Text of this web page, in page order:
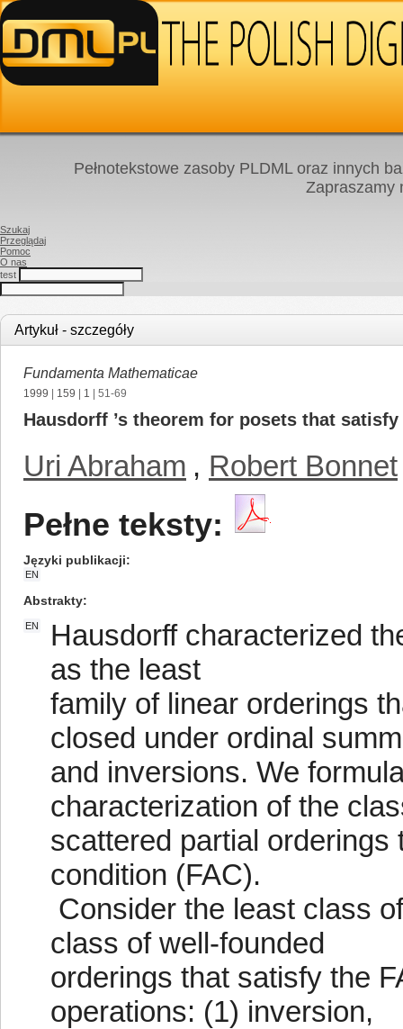
Pełnotekstowe zasoby PLDML oraz innych
Zapraszamy
Szukaj
Przeglądaj
Pomoc
O nas
test
Artykuł - szczegóły
Fundamenta Mathematicae
1999 159 1 | 51-69
Hausdorff ’s theorem for posets that
Uri Abraham , Robert Bonnet
Pełne teksty:
Języki publikacji
EN
Abstrakty
EN
Hausdorff characterized
as the least
family of linear orderings
closed under ordinal
and inversions. We
characterization of the
scattered partial
condition (FAC).
Consider the least class
class of well-founded
orderings that satisfy the
operations: (1) inversion,